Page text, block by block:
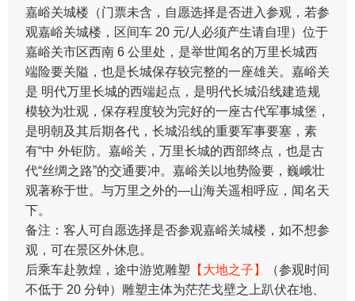
嘉峪关城楼（门票未含，自愿选择是否进入参观，若参
观嘉峪关城楼，区间车 20 元/人必须产生请自理）位于
嘉峪关市区西南 6 公里处，是举世闻名的万里长城西
端险要关隘，也是长城保存较完整的一座雄关。嘉峪关
是 明代万里长城的西端起点，是明代长城沿线建造规
模较为壮观，保存程度较为完好的一座古代军事城堡，
是明朝及其后期各代，长城沿线的重要军事要塞，素
有“中 外钜防。嘉峪关，万里长城的西部终点，也是古
代“丝绸之路”的交通要冲。嘉峪关以地势险要，巍峨壮
观著称于世。与万里之外的—山海关遥相呼应，闻名天
下。
备注：客人可自愿选择是否参观嘉峪关城楼，如不想参
观，可在景区外休息。
后乘车赴敦煌，途中游览雕塑 【大地之子】
（参观时间
不低于 20 分钟）雕塑主体为茫茫戈壁之上趴伏在地、